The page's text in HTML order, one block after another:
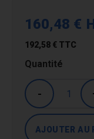
160,48 €
192,58 € TTC
Quantité
-